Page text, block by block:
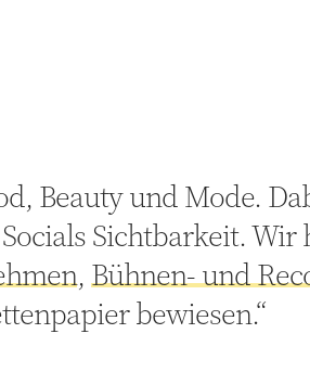
Beauty und Mode.
Sichtbarkeit. Wir
,Bühnen- und
bewiesen.“